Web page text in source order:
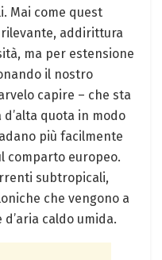
Mai come quest
addirittura
ma per estensione
il nostro
capire – che sta
quota in modo
più facilmente
comparto europeo.
subtropicali,
che vengono a
caldo umida.